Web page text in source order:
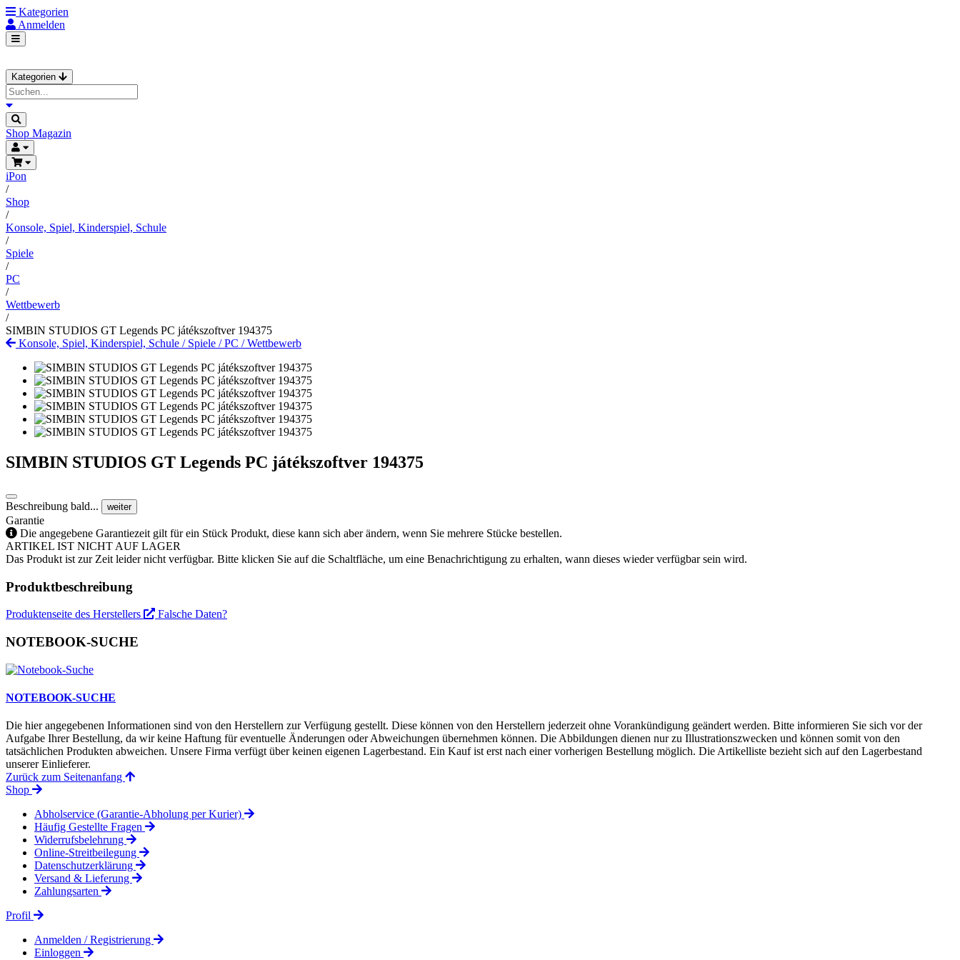
Kategorien
Anmelden
Kategorien
Shop Magazin
iPon
/
Shop
/
Konsole, Spiel, Kinderspiel, Schule
/
Spiele
/
PC
/
Wettbewerb
/
SIMBIN STUDIOS GT Legends PC játékszoftver 194375
Konsole, Spiel, Kinderspiel, Schule / Spiele /PC /Wettbewerb
SIMBIN STUDIOS GT Legends PC játékszoftver 194375
Beschreibung bald... weiter
Garantie
Die angegebene Garantiezeit gilt für ein Stück Produkt, diese kann sich aber ändern, wenn Sie mehrere Stücke bestellen.
ARTIKEL IST NICHT AUF LAGER
Das Produkt ist zur Zeit leider nicht verfügbar. Bitte klicken Sie auf die Schaltfläche, um eine Benachrichtigung zu erhalten, wann dieses wieder verfügbar sein wird.
Produktbeschreibung
Produktenseite des Herstellers Falsche Daten?
NOTEBOOK-SUCHE
NOTEBOOK-SUCHE
Die hier angegebenen Informationen sind von den Herstellern zur Verfügung gestellt. Diese können von den Herstellern jederzeit ohne Vorankündigung geändert werden. Bitte informieren Sie sich vor der
Aufgabe Ihrer Bestellung, da wir keine Haftung für eventuelle Änderungen oder Abweichungen übernehmen können. Die Abbildungen dienen nur zu Illustrationszwecken und können somit von den
tatsächlichen Produkten abweichen. Unsere Firma verfügt über keinen eigenen Lagerbestand. Ein Kauf ist erst nach einer vorherigen Bestellung möglich. Die Artikelliste bezieht sich auf den Lagerbestand
unserer Einlieferer.
Zurück zum Seitenanfang
Shop
Abholservice (Garantie-Abholung per Kurier)
Häufig Gestellte Fragen
Widerrufsbelehrung
Online-Streitbeilegung
Datenschutzerklärung
Versand & Lieferung
Zahlungsarten
Profil
Anmelden / Registrierung
Einloggen